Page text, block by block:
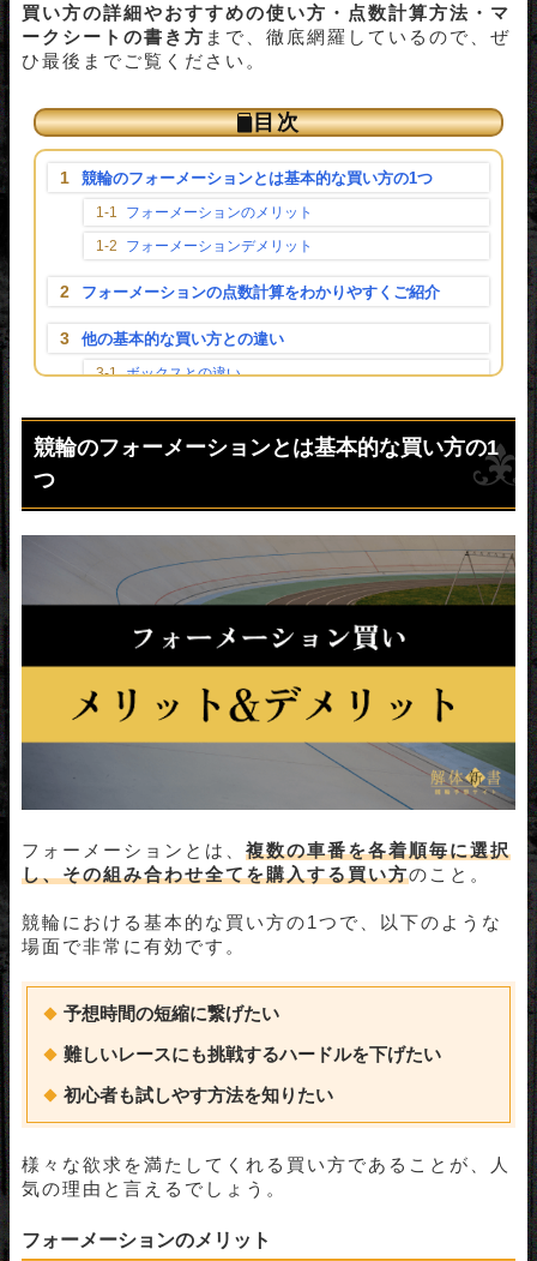
買い方の詳細やおすすめの使い方・点数計算方法・マ
ークシートの書き方 まで、徹底網羅しているので、ぜ
ひ最後までご覧ください。
目次
[ ∧
]
競輪のフォーメーションとは基本的な買い方の1つ
フォーメーションのメリット
フォーメーションデメリット
フォーメーションの点数計算をわかりやすくご紹介
他の基本的な買い方との違い
ボックスとの違い
フォーメーションのおすすめの買い方を券種別にご紹
3連複
2車単
2車複
2枠単
2枠複・ワイド
フォーメーション買いする時はトリガミに注意！具体例
フォーメーション買いをするときのマークシートの書き
方をご紹介
フォーメーション買いを実践解説！
軸の選手を選出
相手の選手を選出
【初心者必見!!】フォーメーション買いが得意な競輪プ
競輪ユーチューバー
競輪予想サイト
競輪のフォーメーションとは基本的な買い方の1
つ
フォーメーションとは、 複数の車番を各着順毎に選択
し、その組み合わせ全てを購入する買い方のこと。
競輪における基本的な買い方の1つで、以下のような
場面で非常に有効です。
予想時間の短縮に繋げたい
難しいレースにも挑戦するハードルを下げたい
初心者も試しやす方法を知りたい
様々な欲求を満たしてくれる買い方であることが、人
気の理由と言えるでしょう。
フォーメーションのメリット